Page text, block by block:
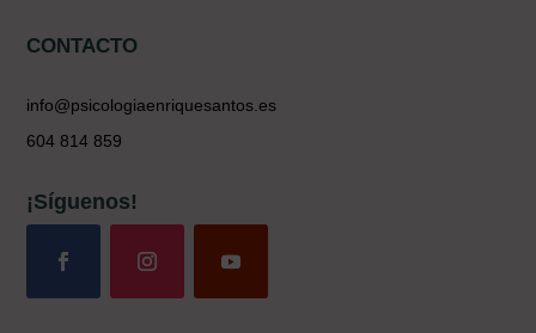
CONTACTO
info@psicologiaenriquesantos.es
604 814 859
¡Síguenos!